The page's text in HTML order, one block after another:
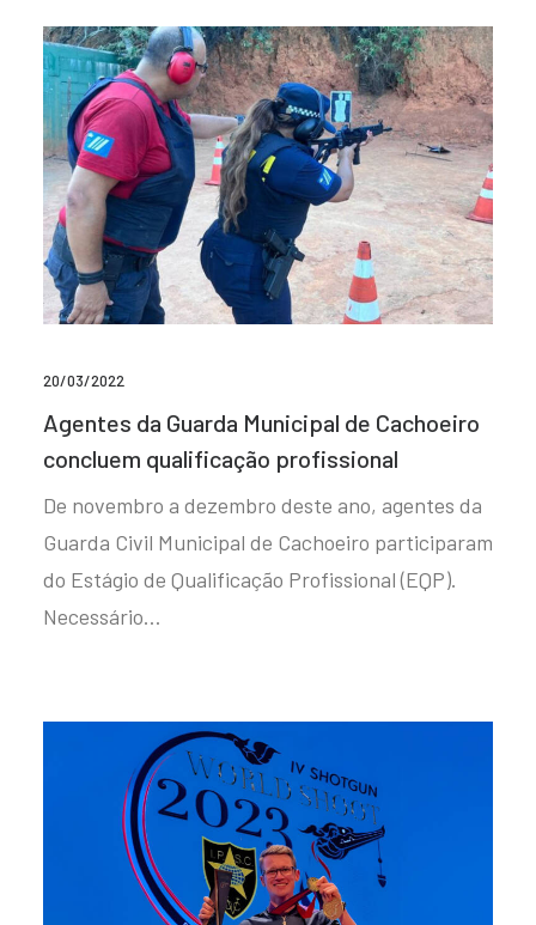
20/03/2022
Agentes da Guarda Municipal de Cachoeiro
concluem qualificação profissional
De novembro a dezembro deste ano, agentes da
Guarda Civil Municipal de Cachoeiro participaram
do Estágio de Qualificação Profissional (EQP).
Necessário…